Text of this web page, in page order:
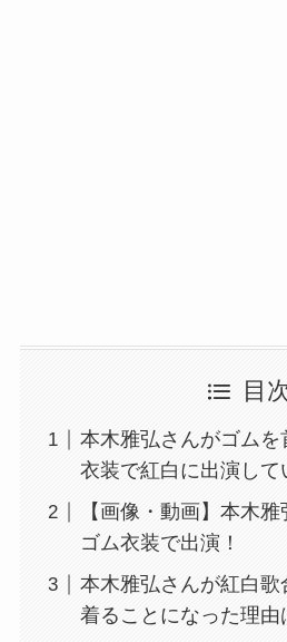
目
本木雅弘さんがゴムを
衣装で紅白に出演して
【画像・動画】本木
ゴム衣装で出演！
本木雅弘さんが紅白歌
着ることになった理由